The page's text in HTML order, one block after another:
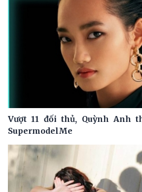
Vượt 11 đối thủ, Quỳnh Anh
SupermodelMe